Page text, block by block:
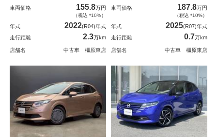
車両価格 155.8万円
（税込 *10%）
年式 2022(R04)年式
走行距離
2.3万km
店舗名 中古車 橿原東店
車両価格 187.8万円
（税込 *10%）
年式 2025(R07)年式
走行距離
0.7万km
店舗名 中古車 橿原東店